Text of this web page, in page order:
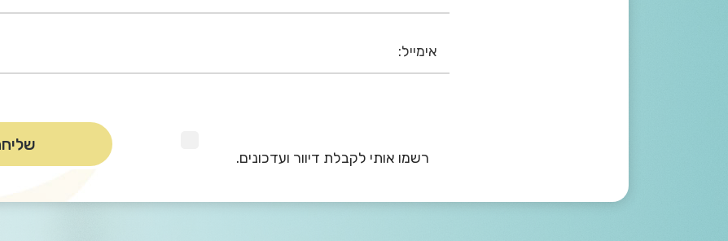
רשמו אותי לקבלת דיוור ועדכונים.